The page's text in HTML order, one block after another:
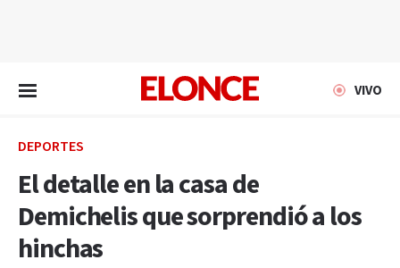
VIVO
DEPORTES
El detalle en la casa de
Demichelis que sorprendió a los
hinchas